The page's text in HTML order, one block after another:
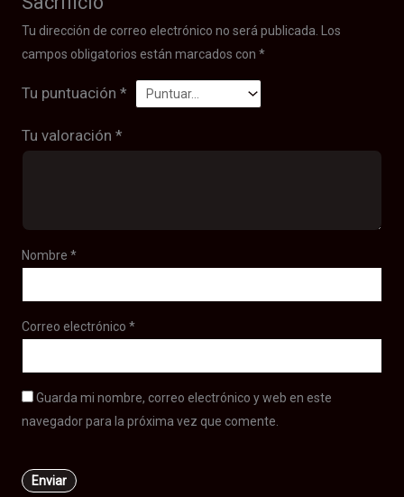
Tu dirección de correo electrónico no será publicada.
Los
campos obligatorios están marcados con*
Tu puntuación*
Tu valoración*
Nombre*
Correo electrónico*
Guarda mi nombre, correo electrónico y web en este
navegador para la próxima vez que comente.